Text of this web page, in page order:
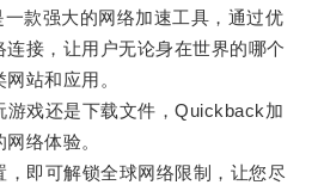
强大的网络加速工具，通过优
接，让用户无论身在世界的哪个
站和应用。
戏还是下载文件，Quickback加
络体验。
即可解锁全球网络限制，让您尽